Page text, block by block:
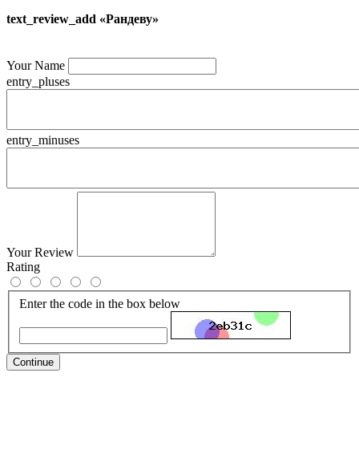
text_review_add «Рандеву»
Your Name
entry_pluses
entry_minuses
Your Review
Rating
Enter the code in the box below
Continue